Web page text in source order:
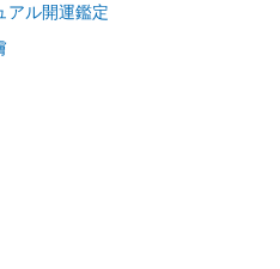
アル開運鑑定